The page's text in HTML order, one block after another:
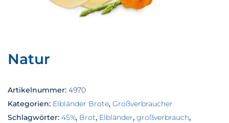
Natur
Artikelnummer: 4970
Kategorien: Elbländer Brote, Großverbraucher
Schlagwörter: 45%, Brot, Elbländer, großverbrauch,